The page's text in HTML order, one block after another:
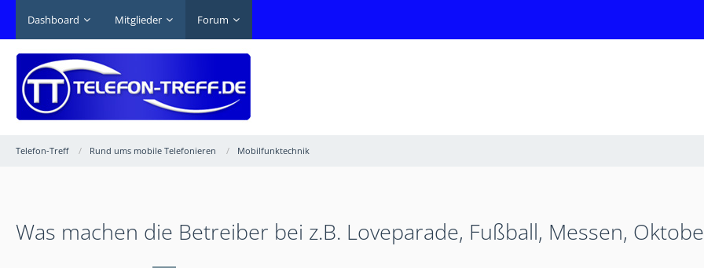
Dashboard Mitglieder Forum
Telefon-Treff Rund ums mobile Telefonieren Mobilfunktechnik
Was machen die Betreiber bei z.B. Loveparade, Fußball, Messen,